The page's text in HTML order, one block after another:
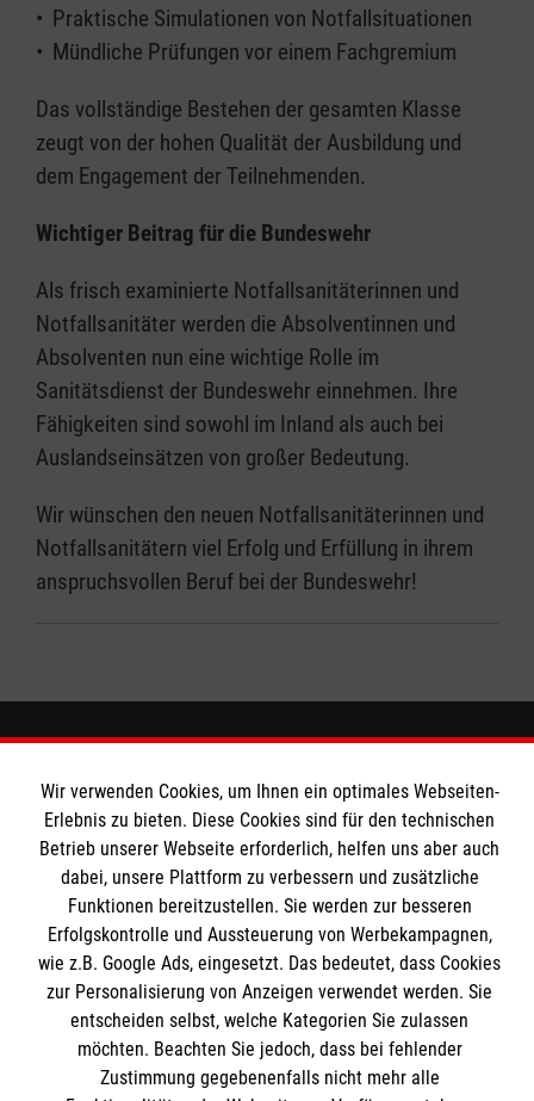
•⁠ ⁠Praktische Simulationen von Notfallsituationen
•⁠ ⁠Mündliche Prüfungen vor einem Fachgremium
Das vollständige Bestehen der gesamten Klasse
zeugt von der hohen Qualität der Ausbildung und
dem Engagement der Teilnehmenden.
Wichtiger Beitrag für die Bundeswehr
Als frisch examinierte Notfallsanitäterinnen und
Notfallsanitäter werden die Absolventinnen und
Absolventen nun eine wichtige Rolle im
Sanitätsdienst der Bundeswehr einnehmen. Ihre
Fähigkeiten sind sowohl im Inland als auch bei
Auslandseinsätzen von großer Bedeutung.
Wir wünschen den neuen Notfallsanitäterinnen und
Notfallsanitätern viel Erfolg und Erfüllung in ihrem
anspruchsvollen Beruf bei der Bundeswehr!
MBZ Euregio
Kurse für Ärzte
Kurse für Rettungsdienstler
Internationale Kurskonzepte
Informationen
Kontakt
Impressum
Datenschutz
Malteser online
Wir verwenden Cookies, um Ihnen ein optimales Webseiten-
Erlebnis zu bieten. Diese Cookies sind für den technischen
Betrieb unserer Webseite erforderlich, helfen uns aber auch
dabei, unsere Plattform zu verbessern und zusätzliche
Funktionen bereitzustellen. Sie werden zur besseren
Erfolgskontrolle und Aussteuerung von Werbekampagnen,
wie z.B. Google Ads, eingesetzt. Das bedeutet, dass Cookies
zur Personalisierung von Anzeigen verwendet werden. Sie
entscheiden selbst, welche Kategorien Sie zulassen
möchten. Beachten Sie jedoch, dass bei fehlender
Zustimmung gegebenenfalls nicht mehr alle